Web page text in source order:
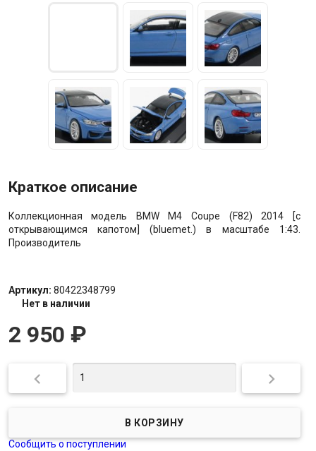
Краткое описание
Коллекционная модель BMW M4 Coupe (F82) 2014 [с
открывающимся капотом] (bluemet.) в масштабе 1:43.
Производитель
Артикул: 80422348799
Нет в наличии
2 950 ₽
 
Сообщить о поступлении